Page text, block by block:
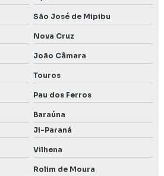
São José de Mipibu
Nova Cruz
João Câmara
Touros
Pau dos Ferros
Baraúna
Ji-Paraná
Vilhena
Rolim de Moura